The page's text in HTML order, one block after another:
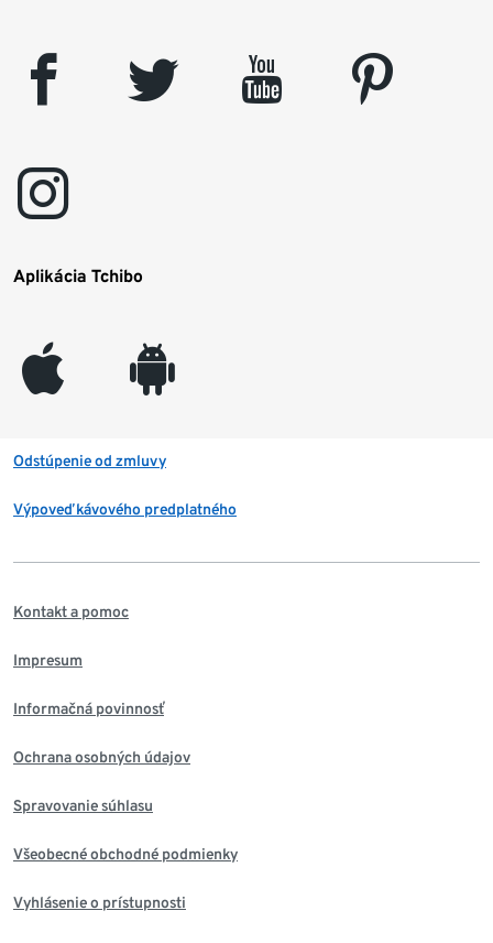
facebook twitter youtube
pinterest
instagram
Aplikácia Tchibo
appleinc android
Odstúpenie od zmluvy
Výpoveď kávového predplatného
Kontakt a pomoc
Impresum
Informačná povinnosť
Ochrana osobných údajov
Spravovanie súhlasu
Všeobecné obchodné podmienky
Vyhlásenie o prístupnosti